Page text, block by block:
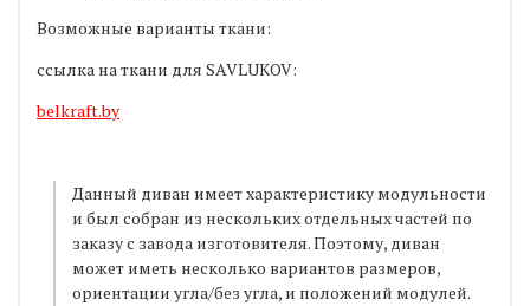
Возможные варианты ткани:
ссылка на ткани для SAVLUKOV:
belkraft.by
Данный диван имеет характеристику модульности
и был собран из нескольких отдельных частей по
заказу с завода изготовителя. Поэтому, диван
может иметь несколько вариантов размеров,
ориентации угла/без угла, и положений модулей.